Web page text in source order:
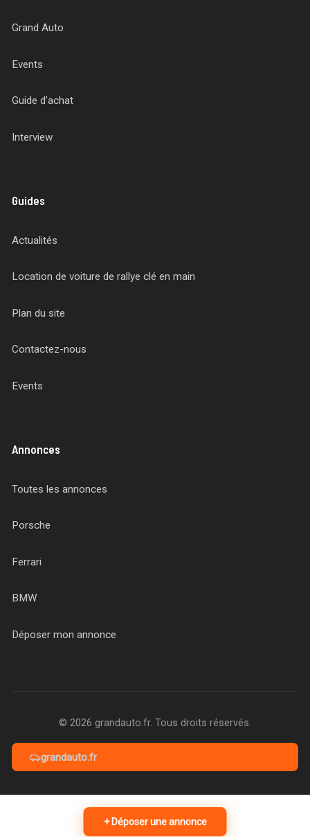
Grand Auto
Events
Guide d'achat
Interview
Guides
Actualités
Location de voiture de rallye clé en main
Plan du site
Contactez-nous
Events
Annonces
Toutes les annonces
Porsche
Ferrari
BMW
Déposer mon annonce
© 2026 grandauto.fr. Tous droits réservés.
grandauto.fr